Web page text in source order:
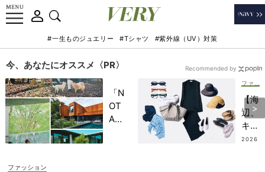
#一生ものジュエリー #Tシャツ #紫外線（UV）対策
今、あなたにオススメ〈PR〉
「N
OT
A
【海
辺、
キャ
ン
2026
Recommended by
ファッション